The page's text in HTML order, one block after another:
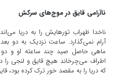
ناآرامی قایق در موج‌های سرکش
ناخدا ظهراب تورهایش را به دریا
ماهی حاصل صید چند ساعته او و دو
اطراف می‌چرخاند هیچ قایق و لنجی را
که دریا را به مقصد خور ترک کرده بود،